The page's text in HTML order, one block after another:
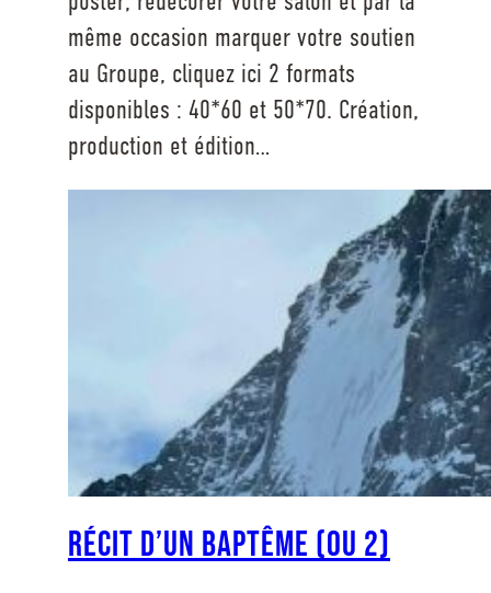
même occasion marquer votre soutien
au Groupe, cliquez ici 2 formats
disponibles : 40*60 et 50*70. Création,
production et édition…
Récit d’un baptême (ou 2)